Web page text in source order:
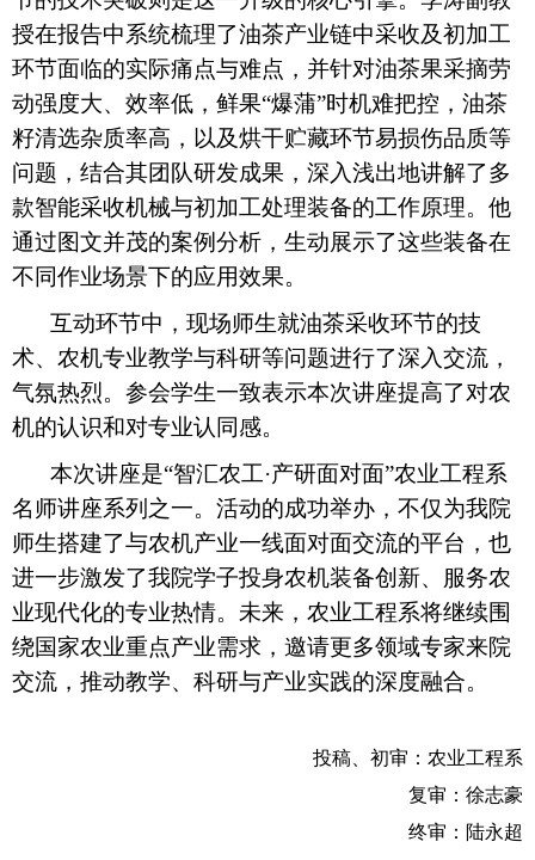
授在报告中系统梳理了油茶产业链中采收及初加工
环节面临的实际痛点与难点，并针对油茶果采摘劳
动强度大、效率低，鲜果“爆蒲”时机难把控，油茶
籽清选杂质率高，以及烘干贮藏环节易损伤品质等
问题，结合其团队研发成果，深入浅出地讲解了多
款智能采收机械与初加工处理装备的工作原理。他
通过图文并茂的案例分析，生动展示了这些装备在
不同作业场景下的应用效果。
互动环节中，现场师生就油茶采收环节的技
术、农机专业教学与科研等问题进行了深入交流，
气氛热烈。参会学生一致表示本次讲座提高了对农
机的认识和对专业认同感。
本次讲座是“智汇农工·产研面对面”农业工程系
名师讲座系列之一。活动的成功举办，不仅为我院
师生搭建了与农机产业一线面对面交流的平台，也
进一步激发了我院学子投身农机装备创新、服务农
业现代化的专业热情。未来，农业工程系将继续围
绕国家农业重点产业需求，邀请更多领域专家来院
交流，推动教学、科研与产业实践的深度融合。
投稿、初审： 农业工程系
复审：徐志豪
终审：陆永超